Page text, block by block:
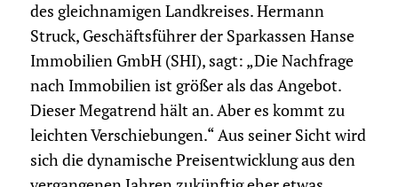
des gleichnamigen Landkreises. Hermann
Struck, Geschäftsführer der Sparkassen Hanse
Immobilien GmbH (SHI), sagt: „Die Nachfrage
nach Immobilien ist größer als das Angebot.
Dieser Megatrend hält an. Aber es kommt zu
leichten Verschiebungen.“ Aus seiner Sicht wird
sich die dynamische Preisentwicklung aus den